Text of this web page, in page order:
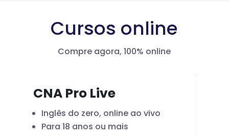
Cursos online
Compre agora, 100% online
CNA Pro Live
Inglês do zero, online ao vivo
Para 18 anos ou mais